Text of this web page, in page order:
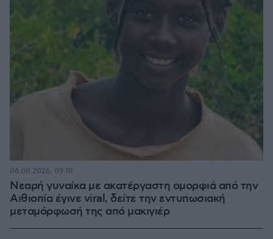
Νεαρή γυναίκα με ακατέργαστη ομορφιά από την
Αιθιοπία έγινε viral, δείτε την εντυπωσιακή
μεταμόρφωσή της από μακιγιέρ
06.08.2026, 09:18